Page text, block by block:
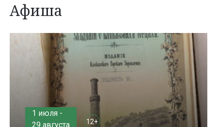
Афиша
1 июля -
29 августа
12+